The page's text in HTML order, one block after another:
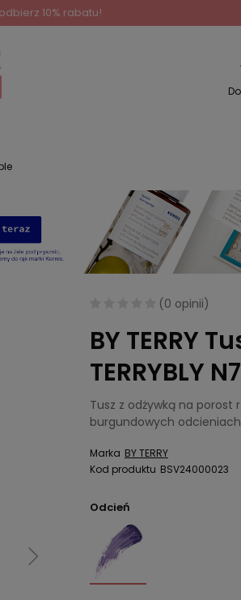
10% rabatu!
(0 opinii)
BY TERRY
TERRYBLY
Tusz z odżywką na
burgundowych
Marka BY TERRY
Kod produktu BSV24000023
Odcień